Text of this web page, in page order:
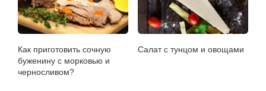
Как приготовить сочную
буженину с морковью и
черносливом?
Салат с тунцом и овощами